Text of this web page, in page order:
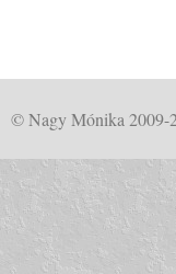
© Nagy Mónika 2009-